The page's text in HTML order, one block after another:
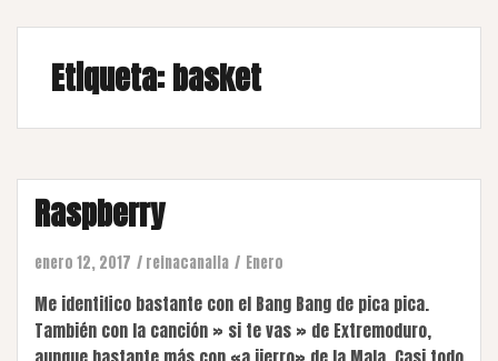
Etiqueta:basket
Raspberry
enero 12, 2017 reinacanalla Enero
Me identifico bastante con el Bang Bang de pica pica.
También con la canción » si te vas » de Extremoduro,